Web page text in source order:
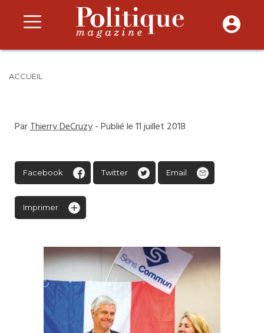
ACCUEIL
ParThierry DeCruzy- Publié le 11 juillet 2018
Facebook Twitter Email
Imprimer